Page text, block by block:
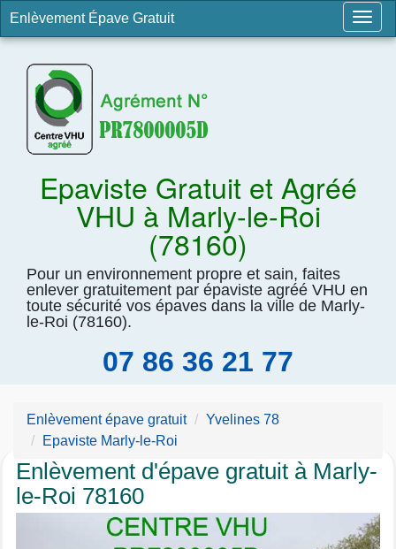
Enlèvement Épave Gratuit
Epaviste Gratuit et Agréé
VHU à Marly-le-Roi
(78160)
Pour un environnement propre et sain, faites
enlever gratuitement par épaviste agréé VHU en
toute sécurité vos épaves dans la ville de Marly-
le-Roi (78160).
07 86 36 21 77
Enlèvement épave gratuit
Yvelines 78
Epaviste Marly-le-Roi
Enlèvement d'épave gratuit à Marly-
le-Roi 78160